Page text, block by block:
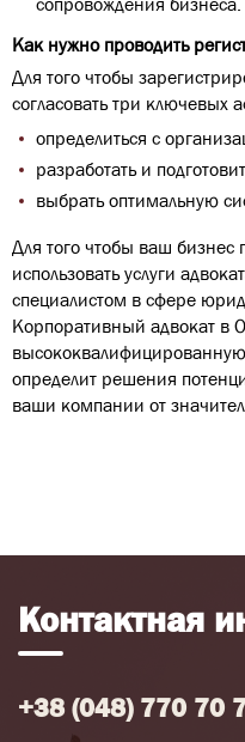
Как нужно проводить
Для того чтобы
согласовать три ключевых
определиться с
разработать и
выбрать оптимальную
Для того чтобы ваш бизнес
использоватьуслуги
специалистом в сфере
Корпоративный адвокат в
определит решения
ваши компании от
Контактная
+38 (048) 770 70